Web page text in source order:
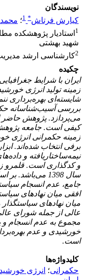
نویسندگان
کیارش فرتاش*
1؛
1 استادیار پژوهشکده
شهید بهشتی
2کارشناسی ارشد
چکیده
ایران با شرایط
زمینه تولید انرژی
شایسته‌ای بهره‌برداری
بررسی آسیب‌شناسانه
می‌پردازد. پژوهش
زمینه حکمرانی انرژی‌
برفی انتخاب شده‌اند.
نیمه‌ساختاریافته و
سال 1398
جامع، عدم انسجام
افقی میان نهادهای
میان نهادهای
عالی از جمله شورای
مجموع به عدم انسجام و
خورشیدی و عدم
است.
کلیدواژه‌ها
حکمرانی؛ انرژی